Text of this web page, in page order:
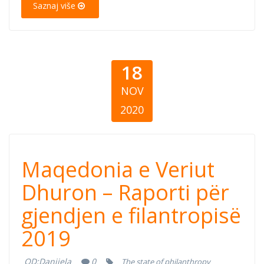
Saznaj više
18
NOV
2020
Maqedonia e
Veriut Dhuron –
Raporti për
gjendjen e
Maqedonia e Veriut
Dhuron – Raporti për
gjendjen e filantropisë
2019
OD:Danijela 0 The state of philanthropy